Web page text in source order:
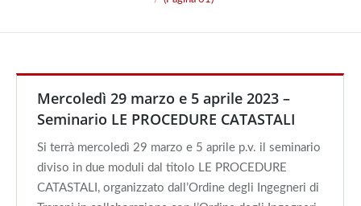
Mercoledì 29 marzo e 5 aprile 2023 –
Seminario LE PROCEDURE CATASTALI
Si terrà mercoledì 29 marzo e 5 aprile p.v. il seminario
diviso in due moduli dal titolo LE PROCEDURE
CATASTALI, organizzato dall’Ordine degli Ingegneri di